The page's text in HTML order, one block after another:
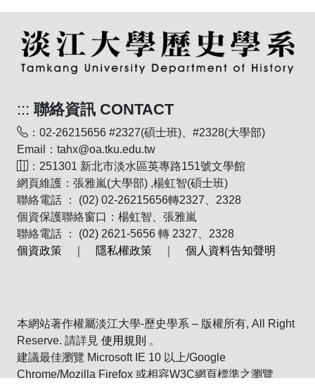
::: 聯絡資訊 CONTACT
：02-26215656 #2327(碩士班)、#2328(大學部)
Email：tahx@oa.tku.edu.tw
：251301 新北市淡水區英專路151號文學館
網頁維護：張雅嵐(大學部) ,楊虹智(碩士班)
聯絡電話 ： (02) 02-26215656轉2327、2328
個資保護聯絡窗口：楊虹智、張雅嵐
聯絡電話 ： (02) 2621-5656 轉 2327、2328
個資政策
隱私權政策 個人資料告知聲明
本網站著作權屬淡江大學-歷史學系 – 版權所有, All Right
Reserve. 請詳見 使用規則 。
建議最佳瀏覽 Microsoft IE 10 以上/Google
Chrome/Mozilla Firefox 或相容W3C網頁標準之瀏覽